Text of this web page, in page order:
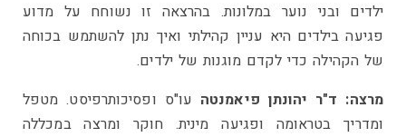
ילדים ובני נוער במלונות. בהרצאה זו נשוחח על מדוע
פגיעה בילדים היא עניין קהילתי ואיך נתן להשתמש בכוחה
של הקהילה כדי לקדם מוגנות של ילדים.
מרצה: ד"ר יהונתן פיאמנטה עו"ס ופסיכותרפיסט. מטפל
ומדריך בטראומה ופגיעה מינית. חוקר ומרצה במכללה